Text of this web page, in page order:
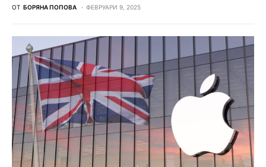
ОТ БОРЯНА ПОПОВА ФЕВРУАРИ 9, 2025